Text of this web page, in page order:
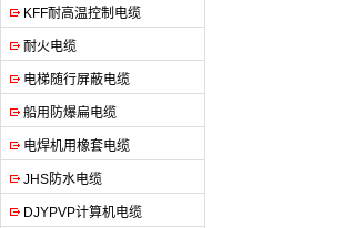
KFF耐高温控制电缆
耐火电缆
电梯随行屏蔽电缆
船用防爆扁电缆
电焊机用橡套电缆
JHS防水电缆
DJYPVP计算机电缆